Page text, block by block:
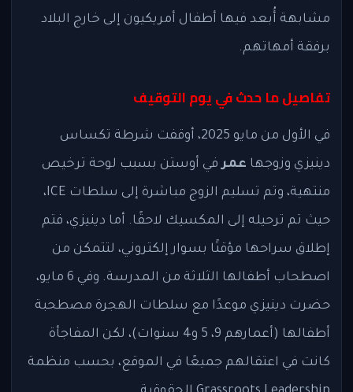
مشابهة أُبعد فيها أطفال أمريكيون إلى خارج البلاد
برفقة أمهاتهم.
تفاصيل ما حدث في يوم التوقيف
في الأول من مايو 2025، أوقفت شرطة تكساس
دينيزي وزوجها عمرفي أوستن بسبب لوحة ترخيص
منتهية، وتم تسليم الزوج مباشرة إلى سلطات ICE،
حيث تم ترحيله إلى المكسيك لاحقًا. أما دينيزي، فتم
إطلاق سراحها مؤقتًا بسوار إلكتروني، لتتمكن من
اصطحاب أطفالها الثلاثة من المدرسة. وفي 6 مايو،
حضرت دينيزي موعدًا مع سلطات الهجرة مصطحبة
أطفالها (أعمارهم 9، 5 و4 سنوات)، لكن المفاجأة
كانت في اعتقالهم جميعًا في الموقع، بحسب منظمة